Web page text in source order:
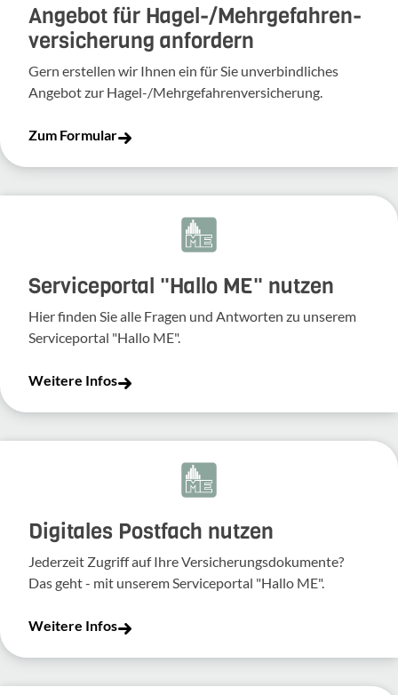
Angebot für Hagel-­/Mehrgefahren­
versicherung anfordern
Gern erstellen wir Ihnen ein für Sie unverbindliches
Angebot zur Hagel-/Mehrgefahrenversicherung.
Zum Formular
Serviceportal "Hallo ME" nutzen
Hier finden Sie alle Fragen und Antworten zu unserem
Serviceportal "Hallo ME".
Weitere Infos
Digitales Postfach nutzen
Jederzeit Zugriff auf Ihre Versicherungsdokumente?
Das geht - mit unserem Serviceportal "Hallo ME".
Weitere Infos